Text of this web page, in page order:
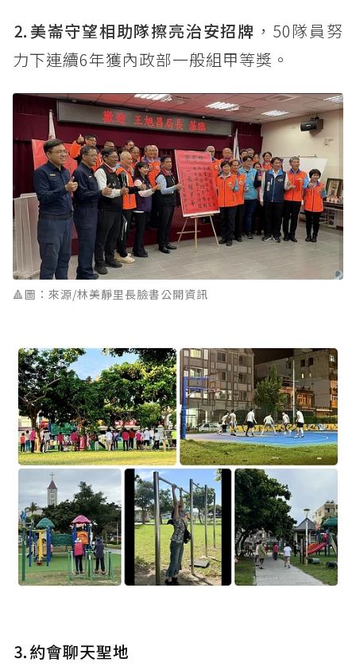
⒉美崙守望相助隊擦亮治安招牌 ，50隊員努
力下連續6年獲內政部一般組甲等獎。
🔺圖：來源/林美靜里長臉書公開資訊
⒊約會聊天聖地